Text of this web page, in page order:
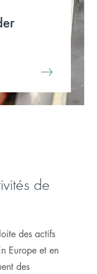
de
des actifs
Europe et en
des